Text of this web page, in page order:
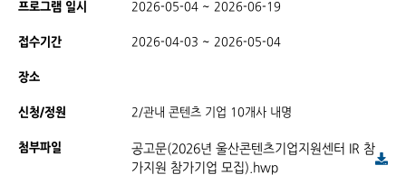
프로그램 일시 2026-05-04 ~ 2026-06-19
접수기간 2026-04-03 ~ 2026-05-04
장소
신청/정원 2/관내 콘텐츠 기업 10개사 내명
첨부파일
공고문(2026년 울산콘텐츠기업지원센터 IR 참
가지원 참가기업 모집).hwp